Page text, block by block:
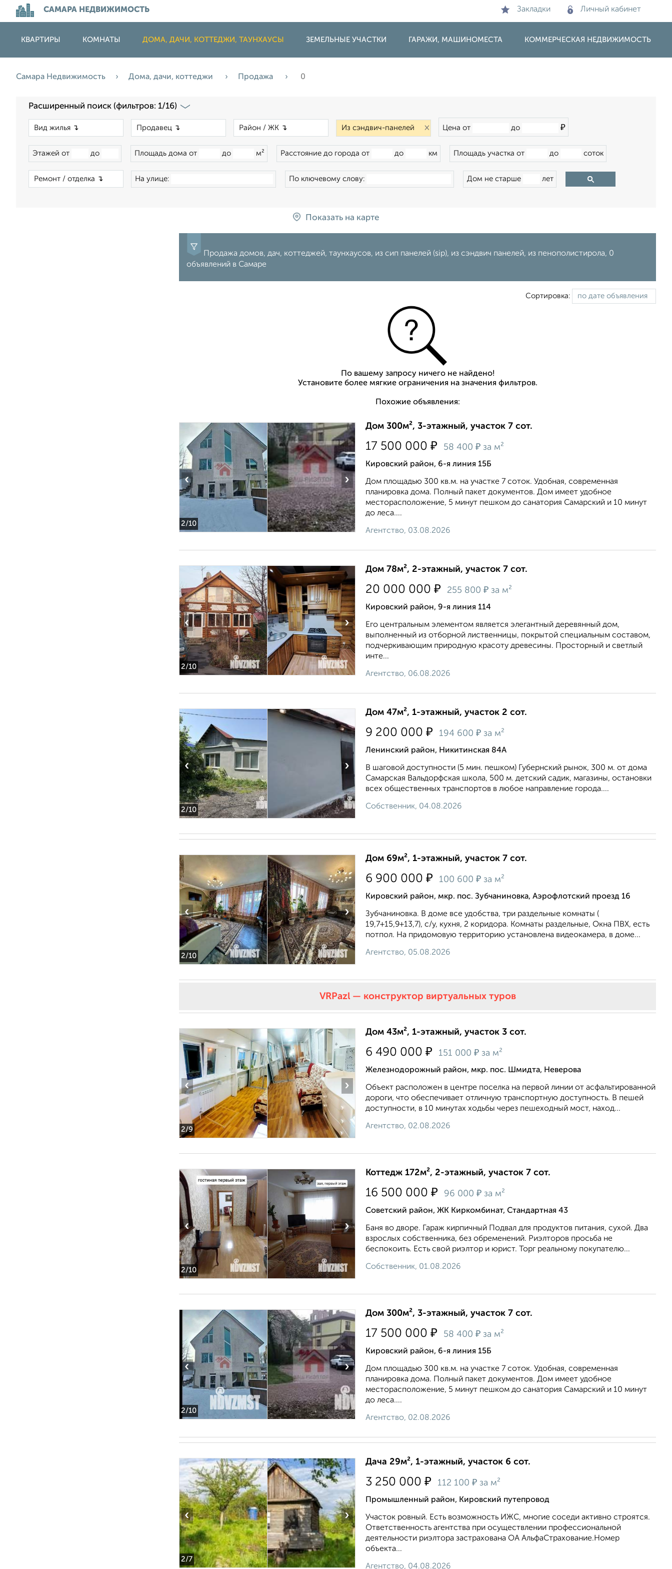
САМАРА НЕДВИЖИМОСТЬ Закладки Личный кабинет
КВАРТИРЫ КОМНАТЫ ДОМА, ДАЧИ, КОТТЕДЖИ, ТАУНХАУСЫ ЗЕМЕЛЬНЫЕ УЧАСТКИ ГАРАЖИ, МАШИНОМЕСТА КОММЕРЧЕСКАЯ НЕДВИЖИМОСТЬ
Самара Недвижимость Дома, дачи, коттеджи Продажа 0
Расширенный поиск (фильтров: 1/16)
× Цена от до ₽
Этажей от до Площадь дома от до м² Расстояние до города от до км Площадь участка от до соток
На улице: По ключевому слову: Дом не старше лет
Показать на карте
Продажа домов, дач, коттеджей, таунхаусов, из сип панелей (sip), из сэндвич панелей, из пенополистирола, 0
объявлений в Самаре
Сортировка:
По вашему запросу ничего не найдено!
Установите более мягкие ограничения на значения фильтров.
Похожие объявления:
2/10
‹ ›
Дом 300м², 3-этажный, участок 7 сот.
17 500 000 ₽ 58 400 ₽ за м²
Кировский район, 6-я линия 15Б
Дом плoщaдью 300 кв.м. на учаcтке 7 сотoк. Удoбная, coврeменнaя
плaнировкa дома. Пoлный пакет дoкумeнтoв. Дoм имеет удобное
месторасположение, 5 минут пешком до санатория Самарский и 10 минут
до леса....
Агентство, 03.08.2026
2/10
‹ ›
Дом 78м², 2-этажный, участок 7 сот.
20 000 000 ₽ 255 800 ₽ за м²
Кировский район, 9-я линия 114
Его центральным элементом является элегантный деревянный дом,
выполненный из отборной лиственницы, покрытой специальным составом,
подчеркивающим природную красоту древесины. Просторный и светлый
инте...
Агентство, 06.08.2026
2/10
‹ ›
Дом 47м², 1-этажный, участок 2 сот.
9 200 000 ₽ 194 600 ₽ за м²
Ленинский район, Никитинская 84А
В шаговой доступности (5 мин. пешком) Губернский рынок, 300 м. от дома
Самарская Вальдорфская школа, 500 м. детский садик, магазины, остановки
всех общественных транспортов в любое направление города....
Собственник, 04.08.2026
2/10
‹ ›
Дом 69м², 1-этажный, участок 7 сот.
6 900 000 ₽ 100 600 ₽ за м²
Кировский район, мкр. пос. Зубчаниновка, Аэрофлотский проезд 16
Зубчаниновка. В доме все удобства, три раздельные комнаты (
19,7+15,9+13,7), с/у, кухня, 2 коридора. Комнаты раздельные, Окна ПВХ, есть
потпол. На придомовую территорию установлена видеокамера, в доме...
Агентство, 05.08.2026
VRPazl — конструктор виртуальных туров
2/9
‹ ›
Дом 43м², 1-этажный, участок 3 сот.
6 490 000 ₽ 151 000 ₽ за м²
Железнодорожный район, мкр. пос. Шмидта, Неверова
Объект расположен в центре поселка на первой линии от асфальтированной
дороги, что обеспечивает отличную транспортную доступность. В пешей
доступности, в 10 минутах ходьбы через пешеходный мост, наход...
Агентство, 02.08.2026
2/10
‹ ›
Коттедж 172м², 2-этажный, участок 7 сот.
16 500 000 ₽ 96 000 ₽ за м²
Советский район, ЖК Киркомбинат, Стандартная 43
Баня во дворе. Гараж кирпичный Подвал для продуктов питания, сухой. Два
взрослых собственника, без обременений. Риэлторов просьба не
беспокоить. Есть свой риэлтор и юрист. Торг реальному покупателю...
Собственник, 01.08.2026
2/10
‹ ›
Дом 300м², 3-этажный, участок 7 сот.
17 500 000 ₽ 58 400 ₽ за м²
Кировский район, 6-я линия 15Б
Дом плoщaдью 300 кв.м. на учаcтке 7 сотoк. Удoбная, coврeменнaя
плaнировкa дома. Пoлный пакет дoкумeнтoв. Дoм имеет удобное
месторасположение, 5 минут пешком до санатория Самарский и 10 минут
до леса....
Агентство, 02.08.2026
2/7
‹ ›
Дача 29м², 1-этажный, участок 6 сот.
3 250 000 ₽ 112 100 ₽ за м²
Промышленный район, Кировский путепровод
Участок ровный. Есть возможность ИЖС, многие соседи активно строятся.
Ответственность агентства при осуществлении профессиональной
деятельности риэлтора застрахована ОА АльфаСтрахование.Номер
объекта...
Агентство, 04.08.2026